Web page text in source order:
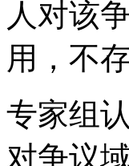
人对该
用，不
专家组
对争议